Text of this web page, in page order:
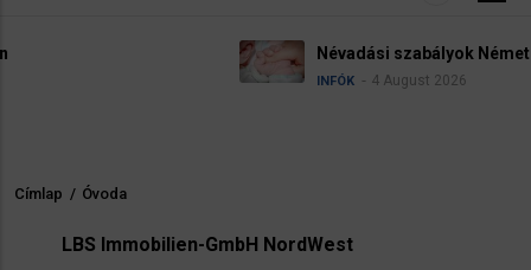
Névadási szabályok Németországban
4 August 2026
Morzsa
Címlap / Óvoda
LBS Immobilien-GmbH NordWest